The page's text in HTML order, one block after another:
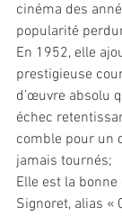
cinéma des
popularité
En 1952, elle
prestigieuse
d’œuvre absolu
échec
comble pour un
jamais tournés;
Elle est la
Signoret, alias «